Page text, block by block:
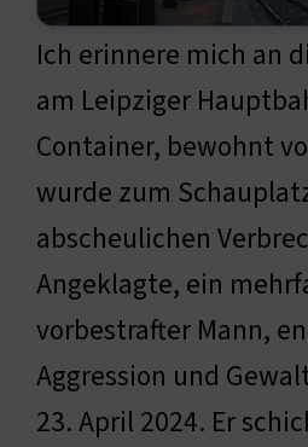
Ich erinnere mich an
am Leipziger
Container, bewohnt
wurde zum
abscheulichen
Angeklagte, ein
vorbestrafter Mann,
Aggression und
23. April 2024. Er